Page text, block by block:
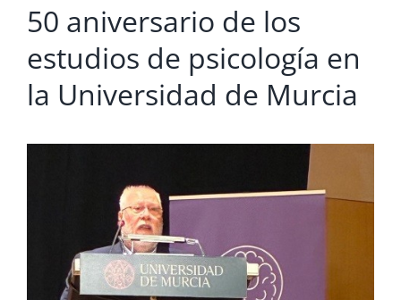
50 aniversario de los
estudios de psicología en
la Universidad de Murcia